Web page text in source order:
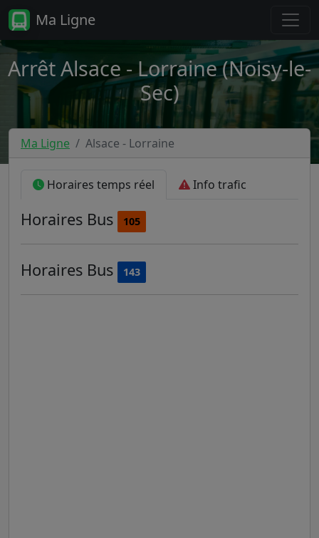
Ma Ligne
Arrêt Alsace - Lorraine (Noisy-le-
Sec)
Ma Ligne Alsace - Lorraine
Horaires temps réel Info trafic
Horaires Bus 105
Horaires Bus 143